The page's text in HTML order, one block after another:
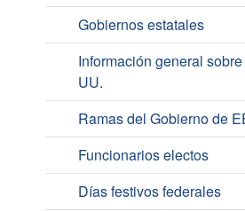
Gobiernos estatales
Información general
UU.
Ramas del Gobierno de
Funcionarios electos
Días festivos federales